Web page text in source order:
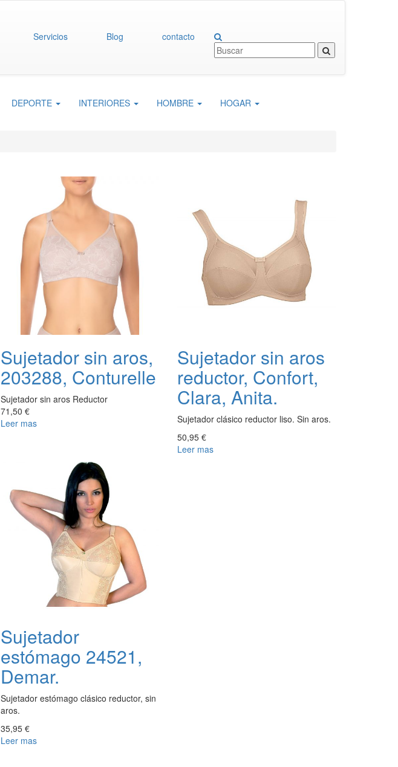
Servicios Blog contacto
DEPORTE INTERIORES HOMBRE HOGAR
Sujetador sin aros,
203288, Conturelle
Sujetador sin aros Reductor
71,50 €
Leer mas
Sujetador sin aros
reductor, Confort,
Clara, Anita.
Sujetador clásico reductor liso. Sin aros.
50,95 €
Leer mas
Sujetador
estómago 24521,
Demar.
Sujetador estómago clásico reductor, sin
aros.
35,95 €
Leer mas